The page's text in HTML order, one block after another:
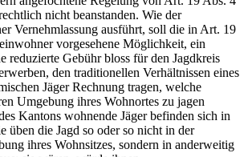
nicht beanstanden. Wie der
Vernehmlassung ausführt, soll die in Art. 19
vorgesehene Möglichkeit, ein
reduzierte Gebühr bloss für den Jagdkreis
den traditionellen Verhältnissen eines
Jäger Rechnung tragen, welche
Umgebung ihres Wohnortes zu jagen
Kantons wohnende Jäger befinden sich in
üben die Jagd so oder so nicht in der
ihres Wohnsitzes, sondern in anderweitig